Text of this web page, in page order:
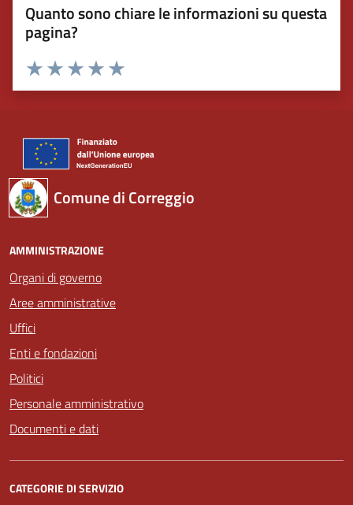
Quanto sono chiare le informazioni su questa
pagina?
Valuta 5 stelle su 5
Valuta 4 stelle su 5
Valuta 3 stelle su 5
Valuta 2 stelle su 5
Valuta 1 stelle su 5
Comune di Correggio
AMMINISTRAZIONE
Organi di governo
Aree amministrative
Uffici
Enti e fondazioni
Politici
Personale amministrativo
Documenti e dati
CATEGORIE DI SERVIZIO